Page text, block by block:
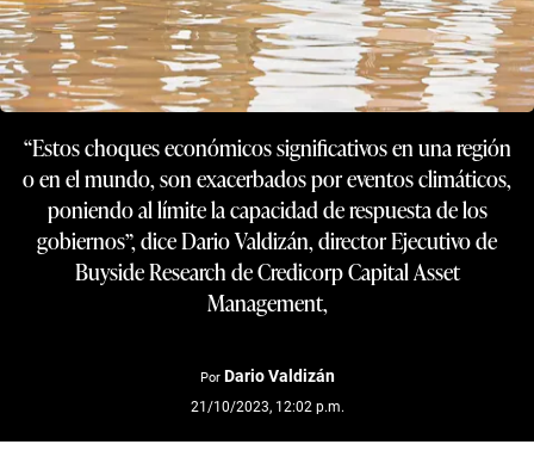
“Estos choques económicos significativos en una región
o en el mundo, son exacerbados por eventos climáticos,
poniendo al límite la capacidad de respuesta de los
gobiernos”, dice Dario Valdizán, director Ejecutivo de
Buyside Research de Credicorp Capital Asset
Management,
Por Dario Valdizán
21/10/2023, 12:02 p.m.